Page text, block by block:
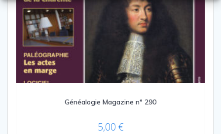
Généalogie Magazine n° 290
5,00 €